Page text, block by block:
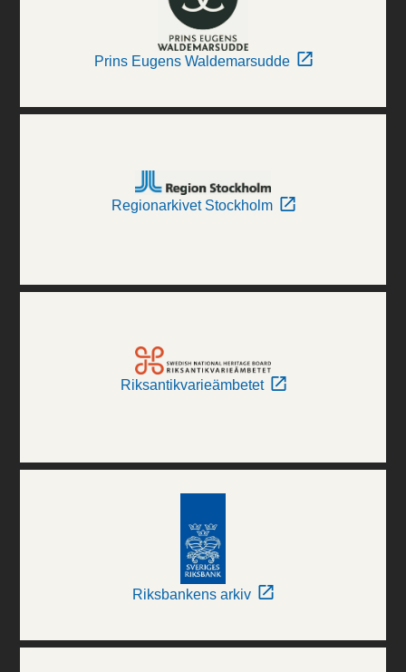
Prins Eugens Waldemarsudde
Regionarkivet Stockholm
Riksantikvarieämbetet
Riksbankens arkiv